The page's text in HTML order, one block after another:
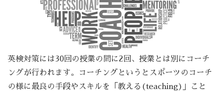
英検対策には30回の授業の間に2回、授業とは別にコーチ
ングが行われます。コーチングというとスポーツのコーチ
の様に最良の手段やスキルを「教える(teaching)」こと